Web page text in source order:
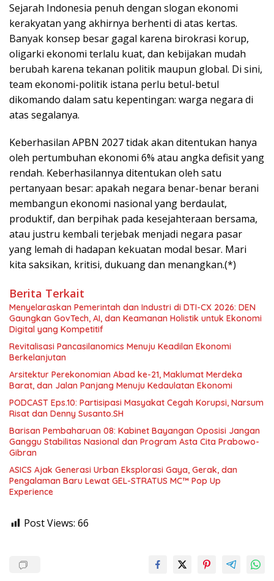
Sejarah Indonesia penuh dengan slogan ekonomi
kerakyatan yang akhirnya berhenti di atas kertas.
Banyak konsep besar gagal karena birokrasi korup,
oligarki ekonomi terlalu kuat, dan kebijakan mudah
berubah karena tekanan politik maupun global. Di sini,
team ekonomi-politik istana perlu betul-betul
dikomando dalam satu kepentingan: warga negara di
atas segalanya.
Keberhasilan APBN 2027 tidak akan ditentukan hanya
oleh pertumbuhan ekonomi 6% atau angka defisit yang
rendah. Keberhasilannya ditentukan oleh satu
pertanyaan besar: apakah negara benar-benar berani
membangun ekonomi nasional yang berdaulat,
produktif, dan berpihak pada kesejahteraan bersama,
atau justru kembali terjebak menjadi negara pasar
yang lemah di hadapan kekuatan modal besar. Mari
kita saksikan, kritisi, dukuang dan menangkan.(*)
Berita Terkait
Menyelaraskan Pemerintah dan Industri di DTI-CX 2026: DEN
Gaungkan GovTech, AI, dan Keamanan Holistik untuk Ekonomi
Digital yang Kompetitif
Revitalisasi Pancasilanomics Menuju Keadilan Ekonomi
Berkelanjutan
Arsitektur Perekonomian Abad ke-21, Maklumat Merdeka
Barat, dan Jalan Panjang Menuju Kedaulatan Ekonomi
PODCAST Eps.10: Partisipasi Masyakat Cegah Korupsi, Narsum
Risat dan Denny Susanto.SH
Barisan Pembaharuan 08: Kabinet Bayangan Oposisi Jangan
Ganggu Stabilitas Nasional dan Program Asta Cita Prabowo-
Gibran
ASICS Ajak Generasi Urban Eksplorasi Gaya, Gerak, dan
Pengalaman Baru Lewat GEL-STRATUS MC™ Pop Up
Experience
Post Views: 66